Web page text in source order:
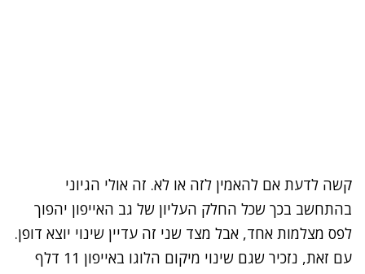
קשה לדעת אם להאמין לזה או לא. זה אולי הגיוני
בהתחשב בכך שכל החלק העליון של גב האייפון יהפוך
לפס מצלמות אחד, אבל מצד שני זה עדיין שינוי יוצא דופן.
עם זאת, נזכיר שגם שינוי מיקום הלוגו באייפון 11 דלף